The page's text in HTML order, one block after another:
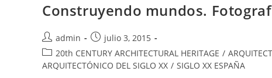
Construyendo mundos.
admin
julio 3, 2015
20th CENTURY ARCHITECTURAL HERITAGE /
ARQUITECTÓNICO DEL SIGLO XX / SIGLO XX ESPAÑA